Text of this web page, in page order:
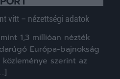
vitt – nézettségi adatok
1,3 millióan nézték
Európa-bajnokság
szerint az